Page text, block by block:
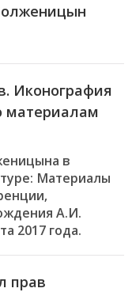
Иконография
материалам
в
Материалы
А.И.
2017 года.
прав